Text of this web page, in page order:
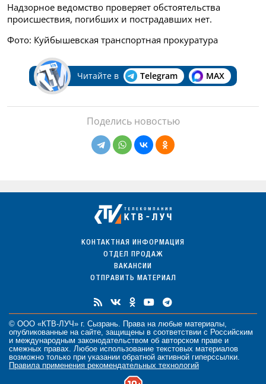
Надзорное ведомство проверяет обстоятельства
происшествия, погибших и пострадавших нет.
Фото: Куйбышевская транспортная прокуратура
Читайте в Telegram MAX
Поделись новостью
КОНТАКТНАЯ ИНФОРМАЦИЯ
ОТДЕЛ ПРОДАЖ
ВАКАНСИИ
ОТПРАВИТЬ МАТЕРИАЛ
© ООО «КТВ-ЛУЧ» г. Сызрань. Права на любые материалы
опубликованные на сайте, защищены в соответствии с Российским
и международным законодательством об авторском праве и
смежных правах. Любое использование текстовых материалов
возможно только при указании обратной активной гиперссылки.
Правила применения рекомендательных технологий